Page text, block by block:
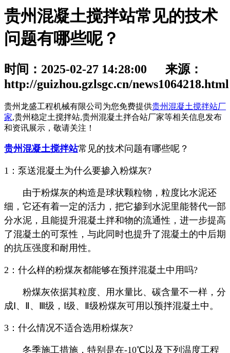
贵州混凝土搅拌站常见的技术
问题有哪些呢？
时间：2025-02-27 14:28:00 来源：
http://guizhou.gzlsgc.cn/news1064218.html
贵州龙盛工程机械有限公司为您免费提供贵州混凝土搅拌站厂
家,贵州稳定土搅拌站,贵州混凝土拌合站厂家等相关信息发布
和资讯展示，敬请关注！
贵州混凝土搅拌站常见的技术问题有哪些呢？
1：泵送混凝土为什么要掺入粉煤灰?
由于粉煤灰的构造是球状颗粒物，粒度比水泥还
细，它还有着一定的活力，把它掺到水泥里能替代一部
分水泥，且能提升混凝土拌和物的流通性，进一步提高
了混凝土的可泵性，与此同时也提升了混凝土的中后期
的抗压强度和耐用性。
2：什么样的粉煤灰都能够在预拌混凝土中用吗?
粉煤灰依据其粒度、用水量比、碳含量不一样，分
成Ⅰ、Ⅱ、Ⅲ级，Ⅰ级、Ⅱ级粉煤灰可用以预拌混凝土中。
3：什么情况不适合选用粉煤灰?
冬季施工措施，特别是在-10℃以及下列温度工程